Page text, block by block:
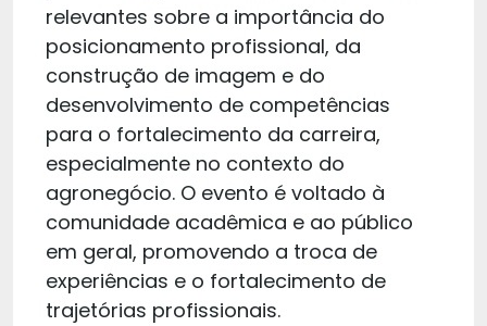
relevantes sobre a importância do
posicionamento profissional, da
construção de imagem e do
desenvolvimento de competências
para o fortalecimento da carreira,
especialmente no contexto do
agronegócio. O evento é voltado à
comunidade acadêmica e ao público
em geral, promovendo a troca de
experiências e o fortalecimento de
trajetórias profissionais.